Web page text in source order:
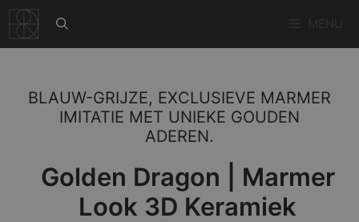
naar
de
BLAUW-GRIJZE, EXCLUSIEVE MARMER
IMITATIE MET UNIEKE GOUDEN
ADEREN.
Golden Dragon | Marmer
Look 3D Keramiek